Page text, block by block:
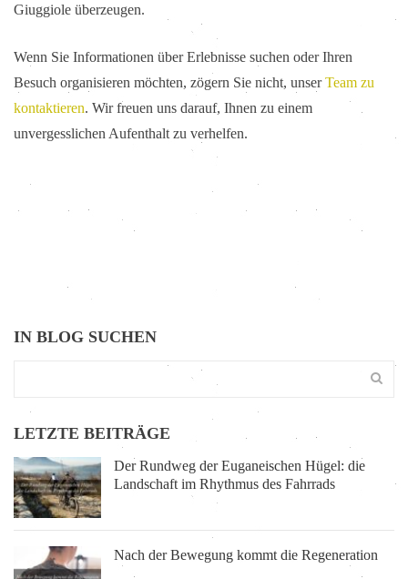
Giuggiole überzeugen.
Wenn Sie Informationen über Erlebnisse suchen oder Ihren
Besuch organisieren möchten, zögern Sie nicht, unserTeam zu
kontaktieren. Wir freuen uns darauf, Ihnen zu einem
unvergesslichen Aufenthalt zu verhelfen.
IN BLOG SUCHEN
LETZTE BEITRÄGE
Der Rundweg der Euganeischen Hügel: die
Landschaft im Rhythmus des Fahrrads
Nach der Bewegung kommt die Regeneration